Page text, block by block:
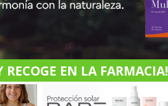
RECOGE EN LA FARMACIA!